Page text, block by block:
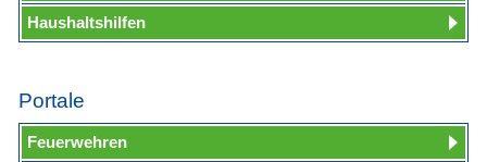
Haushaltshilfen
Portale
Feuerwehren